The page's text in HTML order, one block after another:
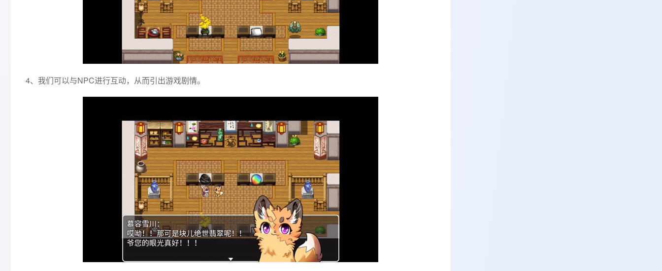
4、我们可以与NPC进行互动，从而引出游戏剧情。